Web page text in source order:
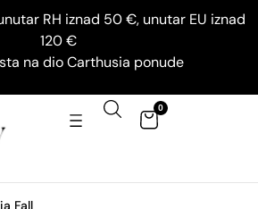
RH iznad 50 €, unutar EU iznad
120 €
na dio Carthusia ponude
0
Fall